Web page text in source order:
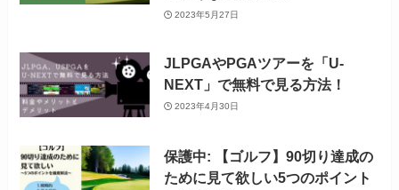
2023年5月27日
JLPGAやPGAツアーを「U-
NEXT」で無料で見る方法！
2023年4月30日
保護中: 【ゴルフ】90切り達成の
ために見て欲しい5つのポイント